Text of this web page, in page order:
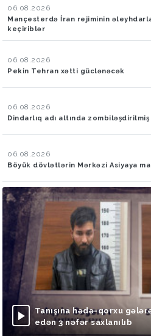
06.08.2026
Mançesterdə İran rejiminin
keçiriblər
06.08.2026
Pekin Tehran xətti güclənəcək
06.08.2026
Dindarlıq adı altında
06.08.2026
Böyük dövlətlərin Mərkəzi Asiyaya
Tanışına hədə-qorxu
edən 3 nəfər saxlanılıb